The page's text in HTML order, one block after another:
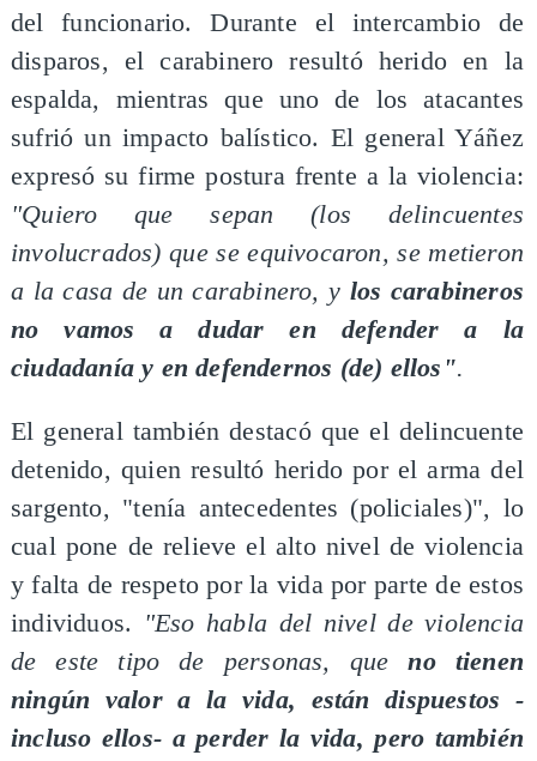
del funcionario. Durante el intercambio de
disparos, el carabinero resultó herido en la
espalda, mientras que uno de los atacantes
sufrió un impacto balístico. El general Yáñez
expresó su firme postura frente a la violencia:
"Quiero que sepan (los delincuentes
involucrados) que se equivocaron, se metieron
a la casa de un carabinero, y los carabineros
no vamos a dudar en defender a la
ciudadanía y en defendernos (de) ellos".
El general también destacó que el delincuente
detenido, quien resultó herido por el arma del
sargento, "tenía antecedentes (policiales)", lo
cual pone de relieve el alto nivel de violencia
y falta de respeto por la vida por parte de estos
individuos. "Eso habla del nivel de violencia
de este tipo de personas, queno tienen
ningún valor a la vida, están dispuestos -
incluso ellos- a perder la vida, pero también